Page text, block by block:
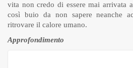
vita non credo di essere mai arrivata
così buio da non sapere neanche
ritrovare il calore umano.
Approfondimento